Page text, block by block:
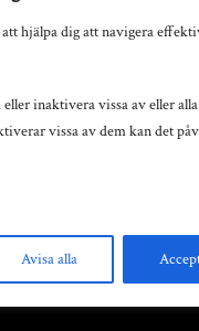
hjälpa dig att navigera
inaktivera vissa av eller alla
vissa av dem kan det
Avisa alla